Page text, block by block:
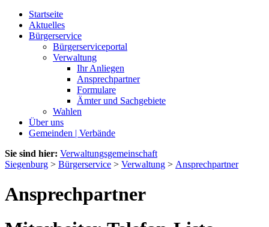
Startseite
Aktuelles
Bürgerservice
Bürgerserviceportal
Verwaltung
Ihr Anliegen
Ansprechpartner
Formulare
Ämter und Sachgebiete
Wahlen
Über uns
Gemeinden | Verbände
Sie sind hier: Verwaltungsgemeinschaft
Siegenburg > Bürgerservice > Verwaltung > Ansprechpartner
Ansprechpartner